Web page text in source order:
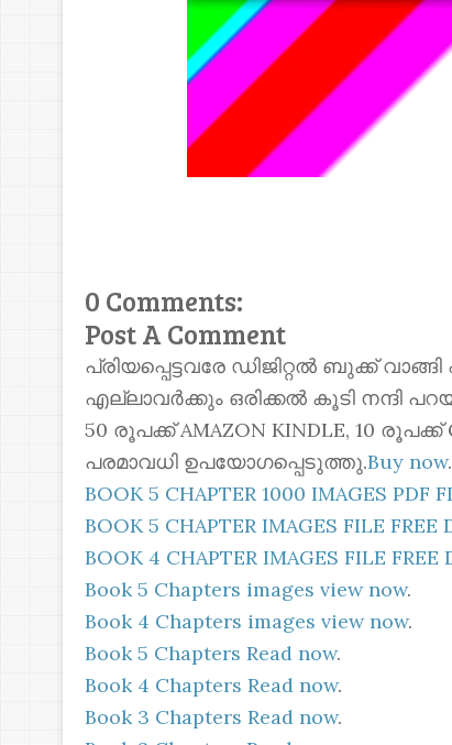
0 Comments:
Post A Comment
പ്രിയപ്പെട്ടവരേ ഡിജിറ്റൽ ബുക്ക്
എല്ലാവർക്കും ഒരിക്കൽ കൂടി നന്ദി
50 രൂപക്ക് AMAZON KINDLE, 10
പരമാവധി ഉപയോഗപ്പെടുത്തു.Buy now.
BOOK 5 CHAPTER 1000 IMAGES PDF
BOOK 5 CHAPTER IMAGES FILE
BOOK 4 CHAPTER IMAGES FILE
Book 5 Chapters images view now.
Book 4 Chapters images view now.
Book 5 Chapters Read now.
Book 4 Chapters Read now.
Book 3 Chapters Read now.